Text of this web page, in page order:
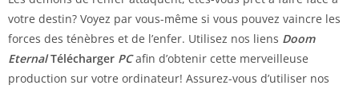
votre destin? Voyez par vous-même si vous pouvez vaincre les
forces des ténèbres et de l’enfer. Utilisez nos liens Doom
EternalTélécharger PCafin d’obtenir cette merveilleuse
production sur votre ordinateur! Assurez-vous d’utiliser nos